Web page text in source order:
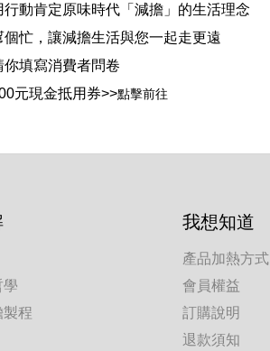
行動肯定原味時代「減擔」的生活理念
個忙，讓減擔生活與您一起走更遠
你填寫消費者問卷
元現金抵用券>>點擊前往
程
我想知道
產品加熱方式
會員權益
訂購說明
退款須知